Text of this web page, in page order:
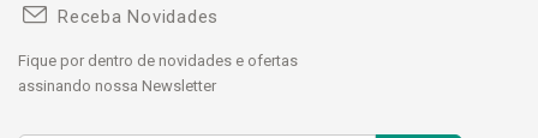
Receba Novidades
Fique por dentro de novidades e ofertas
assinando nossa Newsletter